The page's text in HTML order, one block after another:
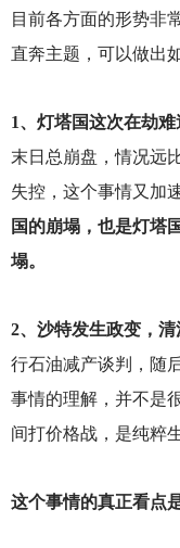
目前各方面的形势非
直奔主题，可以做出
1、灯塔国这次在劫难
末日总崩盘，情况远
失控，这个事情又加
国的崩塌，也是灯塔
塌。
2、沙特发生政变，清
行石油减产谈判，随
事情的理解，并不是
间打价格战，是纯粹
这个事情的真正看点